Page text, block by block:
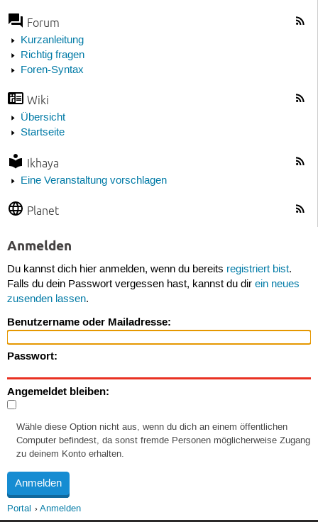
Forum
Kurzanleitung
Richtig fragen
Foren-Syntax
Wiki
Übersicht
Startseite
Ikhaya
Eine Veranstaltung vorschlagen
Planet
Anmelden
Du kannst dich hier anmelden, wenn du bereits registriert bist.
Falls du dein Passwort vergessen hast, kannst du dir ein neues
zusenden lassen.
Benutzername oder Mailadresse:
Passwort:
Angemeldet bleiben:
Wähle diese Option nicht aus, wenn du dich an einem öffentlichen
Computer befindest, da sonst fremde Personen möglicherweise Zugang
zu deinem Konto erhalten.
Portal Anmelden